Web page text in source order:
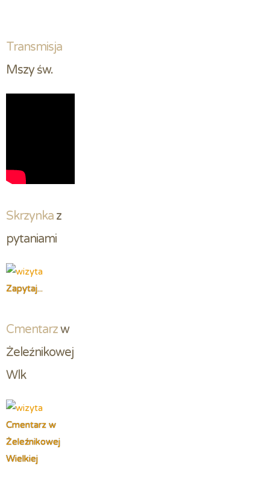
Transmisja
Mszy św.
Skrzynka z
pytaniami
Zapytaj...
Cmentarz w
Żeleźnikowej
Wlk
Cmentarz w
Żeleźnikowej
Wielkiej